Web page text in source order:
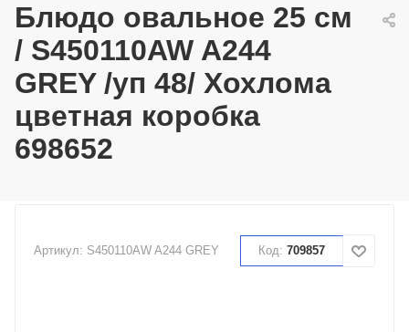
Блюдо овальное 25 см
/ S450110AW A244
GREY /уп 48/ Хохлома
цветная коробка
698652
Артикул: S450110AW A244 GREY Код: 709857